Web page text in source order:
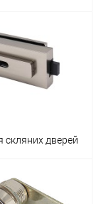
скляних дверей